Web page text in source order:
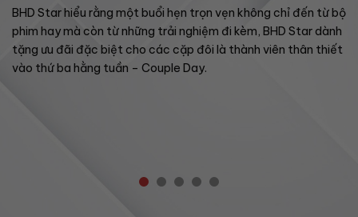
BHD Star hiểu rằng một buổi hẹn trọn vẹn không chỉ đến từ bộ
phim hay mà còn từ những trải nghiệm đi kèm, BHD Star dành
tặng ưu đãi đặc biệt cho các cặp đôi là thành viên thân thiết
vào thứ ba hằng tuần – Couple Day.